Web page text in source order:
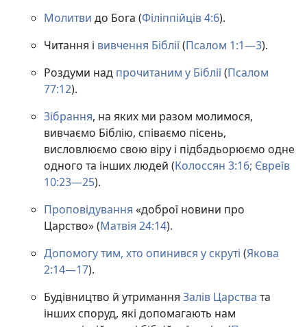
Молитви до Бога (Філіппійців 4:6).
Читання і вивчення Біблії(Псалом 1:1—3).
Роздуми над прочитаним у Біблії(Псалом
77:12).
Зібрання, на яких ми разом молимося,
вивчаємо Біблію, співаємо пісень,
висловлюємо свою віру і підбадьорюємо одне
одного та інших людей (Колоссян 3:16; Євреїв
10:23—25).
Проповідування «доброї новини про
Царство» (Матвія 24:14).
Допомогу тим, хто опинився у скруті (Якова
2:14—17).
Будівництво й утримання Залів Царства та
інших споруд, які допомагають нам